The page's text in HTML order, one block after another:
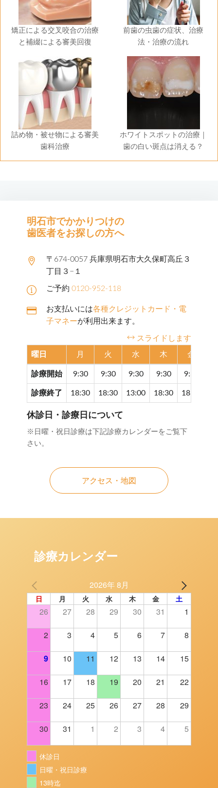
矯正による交叉咬合の治療
と補綴による審美回復
前歯の虫歯の症状、治療
法・治療の流れ
詰め物・被せ物による審美
歯科治療
ホワイトスポットの治療｜
歯の白い斑点は消える？
明石市でかかりつけの
歯医者をお探しの方へ
〒674-0057 兵庫県明石市大久保町高丘３
丁目３−１
ご予約 0120-952-118
お支払いには各種クレジットカード・電
子マネーが利用出来ます。
スライドします
曜日 月 火 水 木 金
診療開始 9:30 9:30 9:30 9:30 9:30
診療終了 18:30 18:30 13:00 18:30 18:30
休診日・診療日について
※日曜・祝日診療は下記診療カレンダーをご覧下
さい。
アクセス・地図
診療カレンダー
2026年 8月
日 月 火 水 木 金 土
26 27 28 29 30 31 1
2 3 4 5 6 7 8
9 10 11 12 13 14 15
16 17 18 19 20 21 22
23 24 25 26 27 28 29
30 31 1 2 3 4 5
休診日
日曜・祝日診療
13時迄